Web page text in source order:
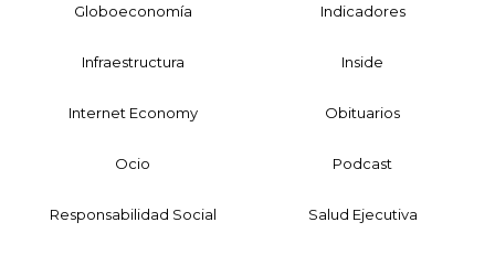
Globoeconomía Indicadores
Infraestructura Inside
Internet Economy Obituarios
Ocio Podcast
Responsabilidad Social Salud Ejecutiva